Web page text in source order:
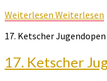
Weiterlesen Weiterlesen
17. Ketscher Jugendopen
17. Ketscher